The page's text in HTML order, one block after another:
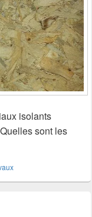
isolants
sont les